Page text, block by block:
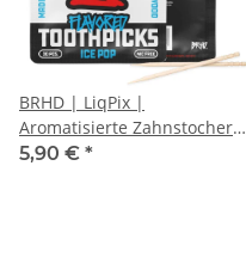
BRHD | LiqPix |
Aromatisierte Zahnstocher |
Ice Pop
5,90 € *